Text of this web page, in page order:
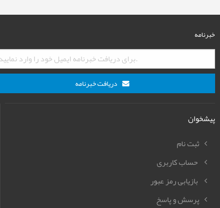
خبرنامه
دریافت خبرنامه
پیشخوان
ثبت نام
حساب کاربری
بازیابی رمز عبور
پرسش و پاسخ